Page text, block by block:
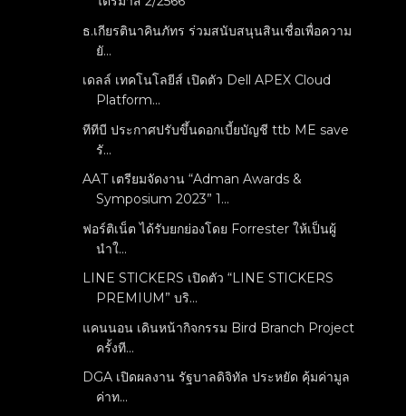
ธ.เกียรตินาคินภัทร ร่วมสนับสนุนสินเชื่อเพื่อความ
ยั...
เดลล์ เทคโนโลยีส์ เปิดตัว Dell APEX Cloud
Platform...
ทีทีบี ประกาศปรับขึ้นดอกเบี้ยบัญชี ttb ME save
รั...
AAT เตรียมจัดงาน “Adman Awards &
Symposium 2023” 1...
ฟอร์ติเน็ต ได้รับยกย่องโดย Forrester ให้เป็นผู้
นำใ...
LINE STICKERS เปิดตัว “LINE STICKERS
PREMIUM” บริ...
แคนนอน เดินหน้ากิจกรรม Bird Branch Project
ครั้งที...
DGA เปิดผลงาน รัฐบาลดิจิทัล ประหยัด คุ้มค่ามูล
ค่าท...